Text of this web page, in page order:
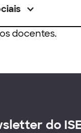
docentes.
do